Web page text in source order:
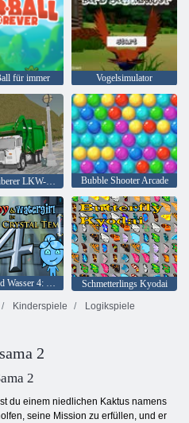
für immer Vogelsimulator
Insel-sauberer LKW-Abfall Sim Bubble Shooter Arcade
Schmetterlings Kyodai
Kinderspiele
Logikspiele
2
2
du einem niedlichen Kaktus namens
seine Mission zu erfüllen, und er